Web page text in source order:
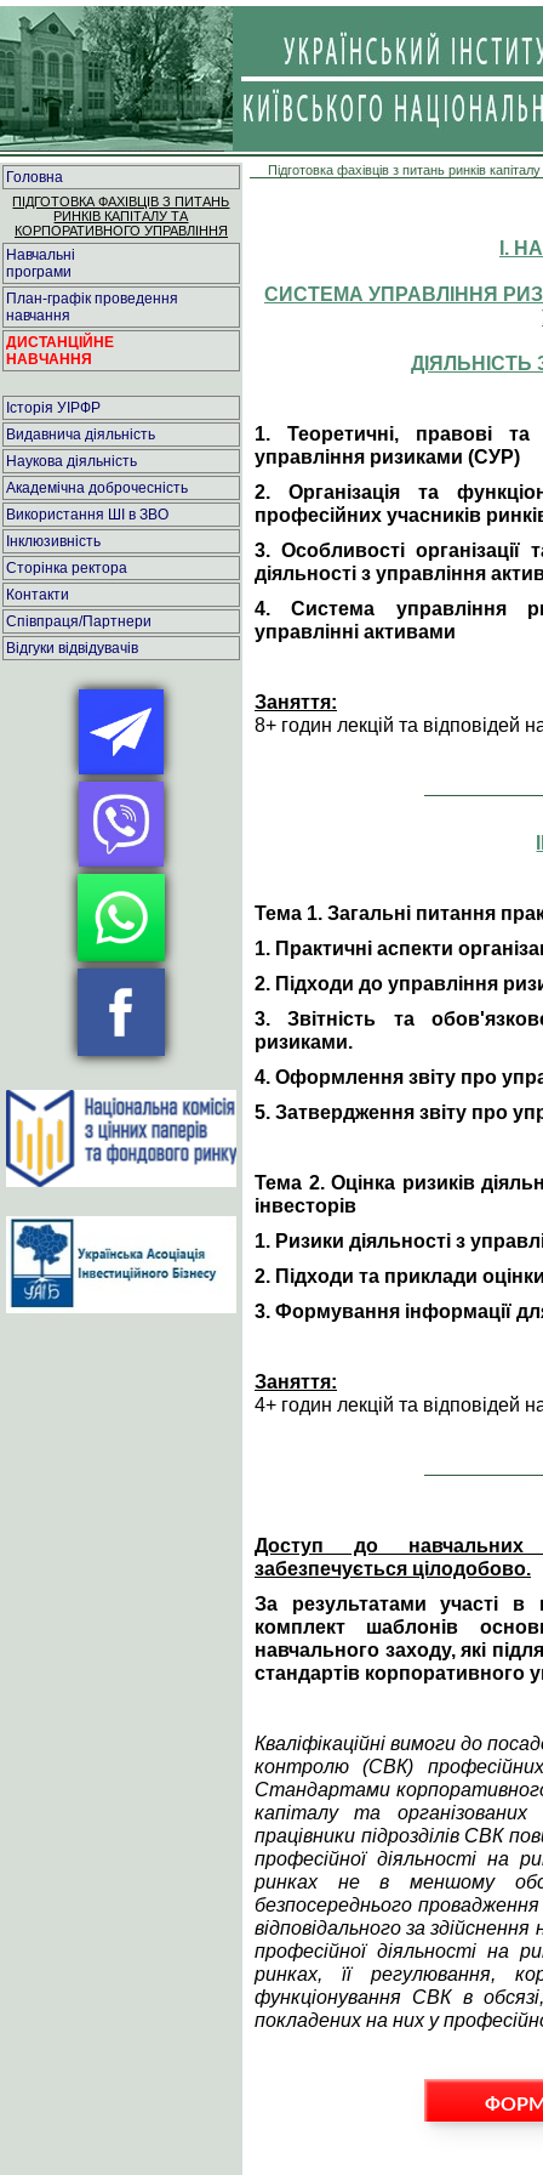
Головна
ПІДГОТОВКА ФАХІВЦІВ З ПИТАНЬ
РИНКІВ КАПІТАЛУ ТА
КОРПОРАТИВНОГО УПРАВЛІННЯ
Навчальні
програми
План-графік проведення
навчання
ДИСТАНЦІЙНЕ
НАВЧАННЯ
Історія УІРФР
Видавнича діяльність
Наукова діяльність
Академічна доброчесність
Використання ШІ в ЗВО
Інклюзивність
Сторінка ректора
Контакти
Співпраця/Партнери
Відгуки відвідувачів
Підготовка фахівців з питань ринків
І.
СИСТЕМА УПРАВЛІННЯ
1. Теоретичні, правові та
управління ризиками (СУР)
2. Організація та
професійних учасників
3. Особливості
діяльності з управління
4. Система управління
управлінні активами
Заняття:
8+ годин лекцій та відповідей
Тема 1. Загальні питання
1. Практичні аспекти
2. Підходи до управління
3. Звітність та
ризиками.
4. Оформлення звіту про
5. Затвердження звіту про
Тема 2. Оцінка ризиків
інвесторів
1. Ризики діяльності з
2. Підходи та приклади
3. Формування інформації
Заняття:
4+ годин лекцій та відповідей
Доступ до навчальних
забезпечується цілодобово.
За результатами участі в
комплект шаблонів
навчального заходу, які
стандартів корпоративного
Кваліфікаційні вимоги до
контролю (СВК) професійних
Стандартами корпоративного
капіталу та
працівники підрозділів СВК
професійної діяльності на
ринках не в меншому
безпосереднього
відповідального за
професійної діяльності на
ринках, її регулювання,
функціонування СВК в
покладених на них у